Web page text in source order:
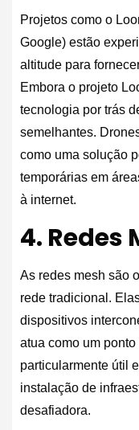
Projetos como o
Google) estão
altitude para
Embora o projeto
tecnologia por trás
semelhantes.
como uma solução
temporárias em
à internet.
4. Redes
As redes mesh são
rede tradicional.
dispositivos
atua como um
particularmente útil
instalação de
desafiadora.